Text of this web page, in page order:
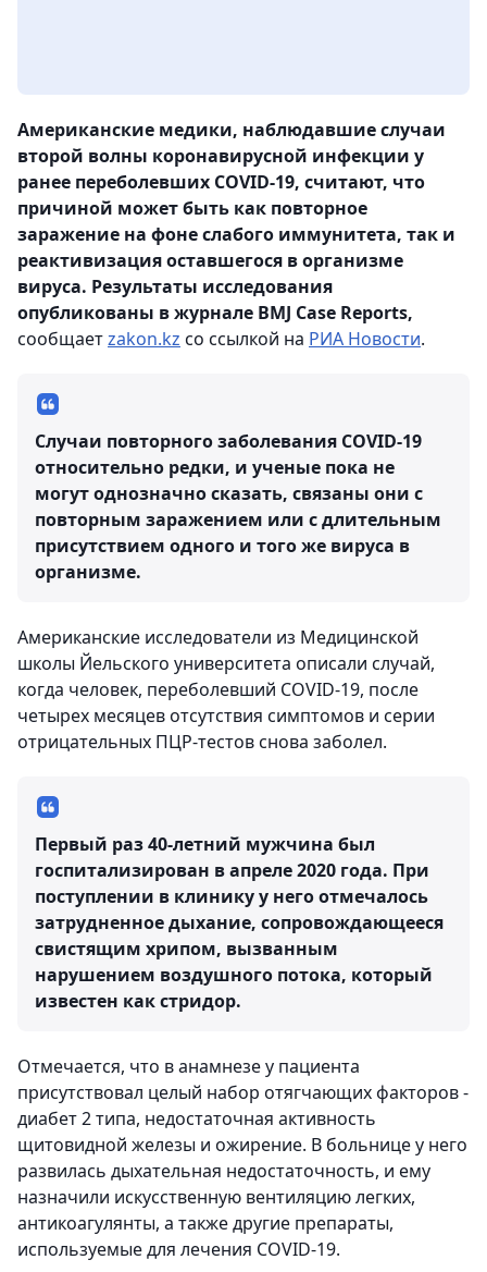
Американские медики, наблюдавшие случаи
второй волны коронавирусной инфекции у
ранее переболевших COVID-19, считают, что
причиной может быть как повторное
заражение на фоне слабого иммунитета, так и
реактивизация оставшегося в организме
вируса. Результаты исследования
опубликованы в журнале BMJ Case Reports,
сообщаетzakon.kz со ссылкой на РИА Новости.
Случаи повторного заболевания COVID-19
относительно редки, и ученые пока не
могут однозначно сказать, связаны они с
повторным заражением или с длительным
присутствием одного и того же вируса в
организме.
Американские исследователи из Медицинской
школы Йельского университета описали случай,
когда человек, переболевший COVID-19, после
четырех месяцев отсутствия симптомов и серии
отрицательных ПЦР-тестов снова заболел.
Первый раз 40-летний мужчина был
госпитализирован в апреле 2020 года. При
поступлении в клинику у него отмечалось
затрудненное дыхание, сопровождающееся
свистящим хрипом, вызванным
нарушением воздушного потока, который
известен как стридор.
Отмечается, что в анамнезе у пациента
присутствовал целый набор отягчающих факторов -
диабет 2 типа, недостаточная активность
щитовидной железы и ожирение. В больнице у него
развилась дыхательная недостаточность, и ему
назначили искусственную вентиляцию легких,
антикоагулянты, а также другие препараты,
используемые для лечения COVID-19.